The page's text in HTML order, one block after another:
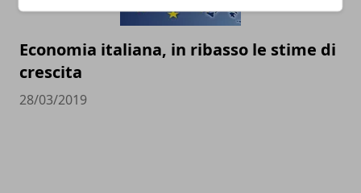
Economia italiana, in ribasso le stime di
crescita
28/03/2019